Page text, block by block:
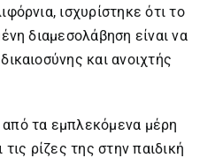
ισχυρίστηκε ότι το
διαμεσολάβηση είναι να
και ανοιχτής
τα εμπλεκόμενα μέρη
ρίζες της στην παιδική